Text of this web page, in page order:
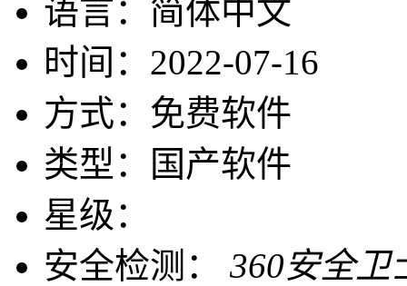
语言： 简体中文
时间： 2022-07-16
方式： 免费软件
类型：
国产软件
星级：
安全检测：
360安全卫